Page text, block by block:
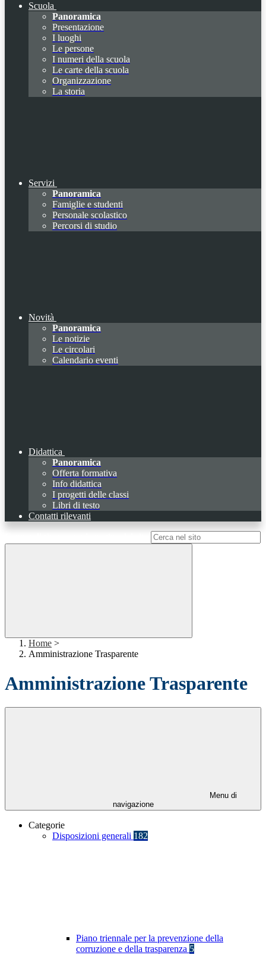
Scuola
Panoramica
Presentazione
I luoghi
Le persone
I numeri della scuola
Le carte della scuola
Organizzazione
La storia
Servizi
Panoramica
Famiglie e studenti
Personale scolastico
Percorsi di studio
Novità
Panoramica
Le notizie
Le circolari
Calendario eventi
Didattica
Panoramica
Offerta formativa
Info didattica
I progetti delle classi
Libri di testo
Contatti rilevanti
Home >
Amministrazione Trasparente
Amministrazione Trasparente
Menu di
navigazione
Categorie
Disposizioni generali 182
Piano triennale per la prevenzione della
corruzione e della trasparenza 5